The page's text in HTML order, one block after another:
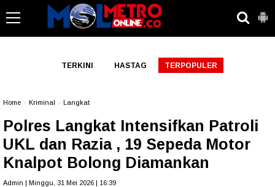
TERKINI HASTAG TERPOPULER
Home Kriminal Langkat
Polres Langkat Intensifkan Patroli
UKL dan Razia , 19 Sepeda Motor
Knalpot Bolong Diamankan
Admin | Minggu, 31 Mei 2026 | 16:39